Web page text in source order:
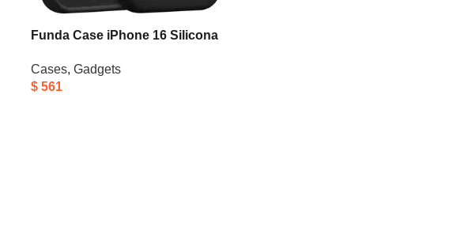
Funda Case iPhone 16 Silicona
Negro Opaco
Cases, Gadgets
$ 561